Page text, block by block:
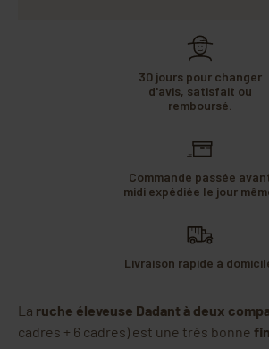
30 jours pour changer
d'avis, satisfait ou
remboursé.
Commande passée
midi expédiée le jour
Livraison rapide à
La ruche éleveuse Dadant à deux
cadres + 6 cadres) est une très bonne